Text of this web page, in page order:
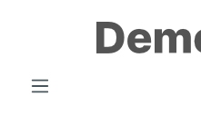
Zum Hauptinhalt springen